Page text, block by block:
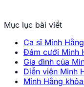
Mục lục bài viết
Ca sĩ Minh Hằng
Đám cưới Minh
Gia đình của
Diễn viên Minh
Minh Hằng